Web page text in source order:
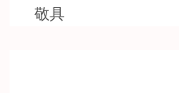
敬具